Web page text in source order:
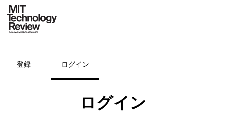
登録 ログイン
ログイン